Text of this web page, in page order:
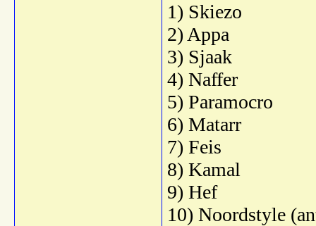
1) Skiezo
2) Appa
3) Sjaak
4) Naffer
5) Paramocro
6) Matarr
7) Feis
8) Kamal
9) Hef
10) Noordstyle